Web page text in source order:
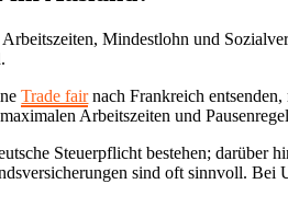
Mindestlohn und
Trade fairnach Frankreich entsenden,
Arbeitszeiten und
Steuerpflicht bestehen; darüber
sind oft sinnvoll.